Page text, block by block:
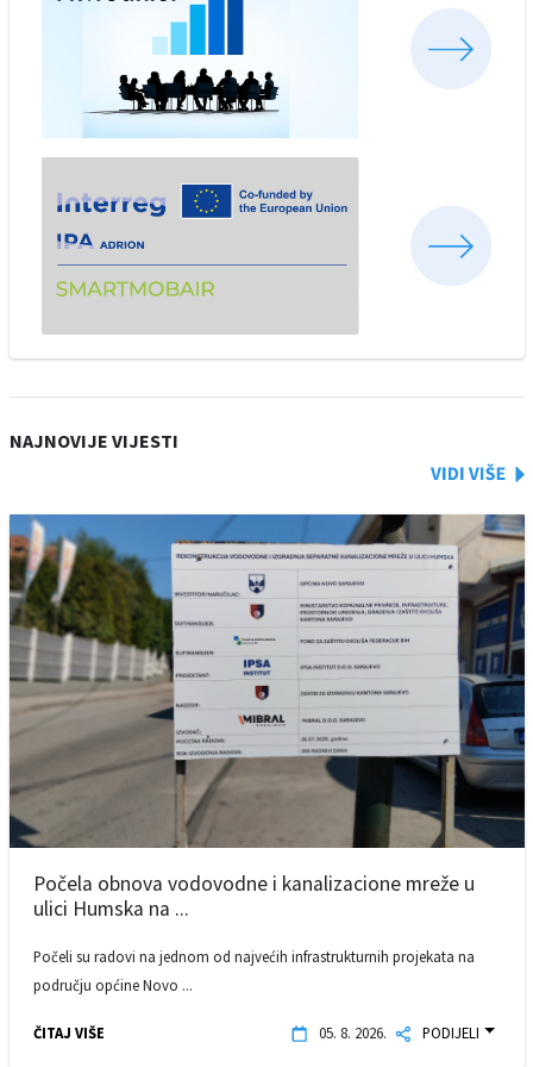
NAJNOVIJE VIJESTI
Počela obnova vodovodne i kanalizacione mreže u
ulici Humska na ...
Počeli su radovi na jednom od najvećih infrastrukturnih projekata na
području općine Novo ...
ČITAJ VIŠE 05. 8. 2026. PODIJELI